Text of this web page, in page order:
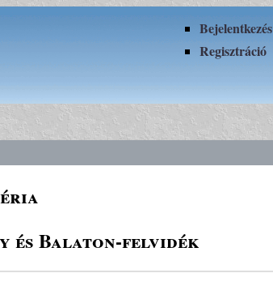
Bejelentkezés
Regisztráció
és Balaton-felvidék